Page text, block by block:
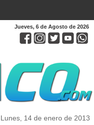
Jueves, 6 de Agosto de 2026
Lunes, 14 de enero de 2013